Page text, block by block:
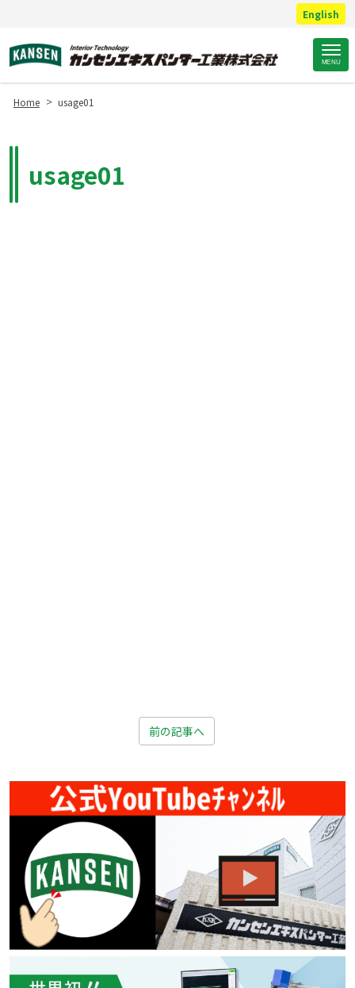
English
MENU
Home > usage01
usage01
前の記事へ
Site
Footer